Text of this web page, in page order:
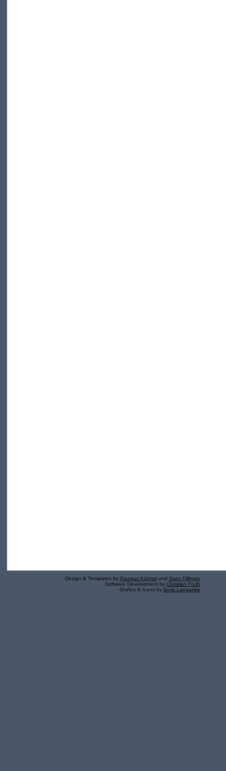
Design & Templates by Faustus Kühnel und Sven Fillinger
Software Development by Christian Fruth
Grafics & Icons by Boris Langanke